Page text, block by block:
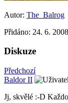
Autor: The_Balrog
Přidáno: 24. 6.
Diskuze
Předchozí
Baldor II
Jj, skvělé :-D